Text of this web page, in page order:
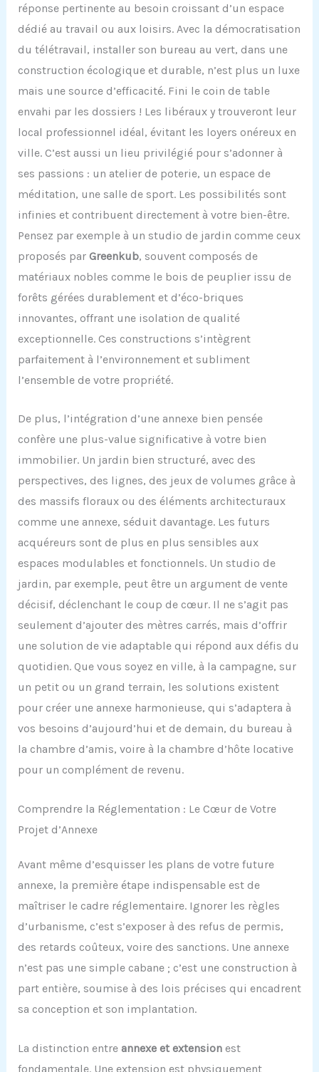
réponse pertinente au besoin croissant d’un espace
dédié au travail ou aux loisirs. Avec la démocratisation
du télétravail, installer son bureau au vert, dans une
construction écologique et durable, n’est plus un luxe
mais une source d’efficacité. Fini le coin de table
envahi par les dossiers ! Les libéraux y trouveront leur
local professionnel idéal, évitant les loyers onéreux en
ville. C’est aussi un lieu privilégié pour s’adonner à
ses passions : un atelier de poterie, un espace de
méditation, une salle de sport. Les possibilités sont
infinies et contribuent directement à votre bien-être.
Pensez par exemple à un studio de jardin comme ceux
proposés par Greenkub, souvent composés de
matériaux nobles comme le bois de peuplier issu de
forêts gérées durablement et d’éco-briques
innovantes, offrant une isolation de qualité
exceptionnelle. Ces constructions s’intègrent
parfaitement à l’environnement et subliment
l’ensemble de votre propriété.
De plus, l’intégration d’une annexe bien pensée
confère une plus-value significative à votre bien
immobilier. Un jardin bien structuré, avec des
perspectives, des lignes, des jeux de volumes grâce à
des massifs floraux ou des éléments architecturaux
comme une annexe, séduit davantage. Les futurs
acquéreurs sont de plus en plus sensibles aux
espaces modulables et fonctionnels. Un studio de
jardin, par exemple, peut être un argument de vente
décisif, déclenchant le coup de cœur. Il ne s’agit pas
seulement d’ajouter des mètres carrés, mais d’offrir
une solution de vie adaptable qui répond aux défis du
quotidien. Que vous soyez en ville, à la campagne, sur
un petit ou un grand terrain, les solutions existent
pour créer une annexe harmonieuse, qui s’adaptera à
vos besoins d’aujourd’hui et de demain, du bureau à
la chambre d’amis, voire à la chambre d’hôte locative
pour un complément de revenu.
Comprendre la Réglementation : Le Cœur de Votre
Projet d’Annexe
Avant même d’esquisser les plans de votre future
annexe, la première étape indispensable est de
maîtriser le cadre réglementaire. Ignorer les règles
d’urbanisme, c’est s’exposer à des refus de permis,
des retards coûteux, voire des sanctions. Une annexe
n’est pas une simple cabane ; c’est une construction à
part entière, soumise à des lois précises qui encadrent
sa conception et son implantation.
La distinction entre annexe et extensionest
fondamentale. Une extension est physiquement